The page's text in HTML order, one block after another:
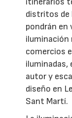
distritos de
pondrán
iluminación
comercios
iluminadas,
autor y
diseño en
Sant Martí.